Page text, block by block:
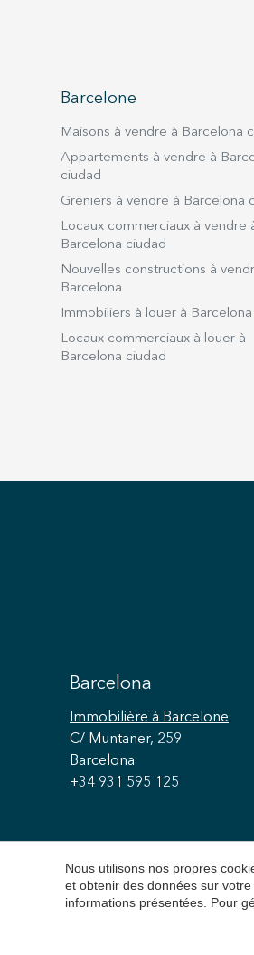
Barcelone
Maisons à vendre à Barcelona
Appartements à vendre à
ciudad
Greniers à vendre à Barcelona
Locaux commerciaux à vendre
Barcelona ciudad
Nouvelles constructions à
Barcelona
Immobiliers à louer à
Locaux commerciaux à louer à
Barcelona ciudad
Barcelona
Immobilière à Barcelone
C/ Muntaner, 259
Barcelona
+34 931 595 125
Nous utilisons nos propres
et obtenir des données sur
informations présentées. Pour